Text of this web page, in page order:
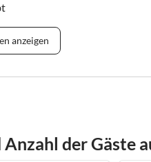
anzeigen
der Gäste